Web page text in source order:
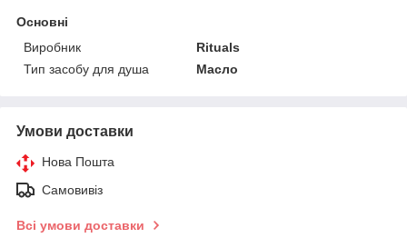
Основні
Виробник
Rituals
Тип засобу для душа
Масло
Умови доставки
Нова Пошта
Самовивіз
Всі умови доставки